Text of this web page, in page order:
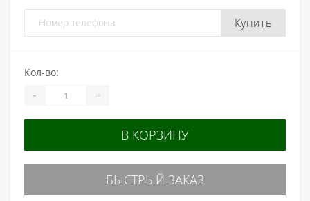
Купить
Кол-во:
- +
В КОРЗИНУ
БЫСТРЫЙ ЗАКАЗ